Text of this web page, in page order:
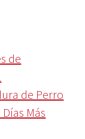
de
de Perro
Más